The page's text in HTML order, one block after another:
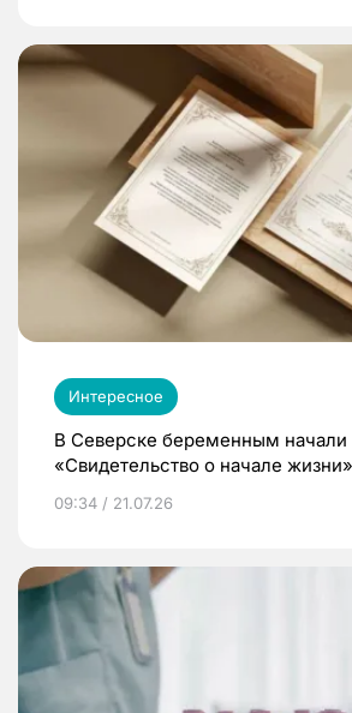
Интересное
В Северске беременным начали
«Свидетельство о начале жизни»
09:34 / 21.07.26